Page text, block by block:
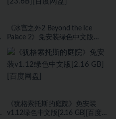
《冰宫之外2 Beyond the Ice
Palace 2》免安装绿色中文版
《犹格索托斯的庭院》免安装
v1.12绿色中文版[2.16 GB][百度网